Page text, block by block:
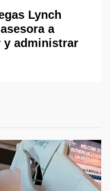
Lynch
a
y administrar